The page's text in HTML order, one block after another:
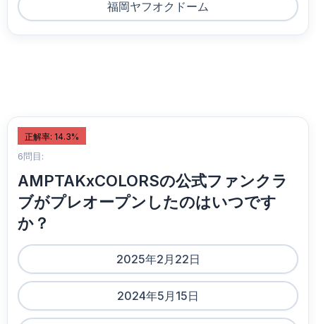
福岡ヤフオクドーム
正解率: 14.3%
6問目:
AMPTAKxCOLORSの公式ファンクラ
ブがプレオープンしたのはいつです
か？
2025年2月22日
2024年5月15日